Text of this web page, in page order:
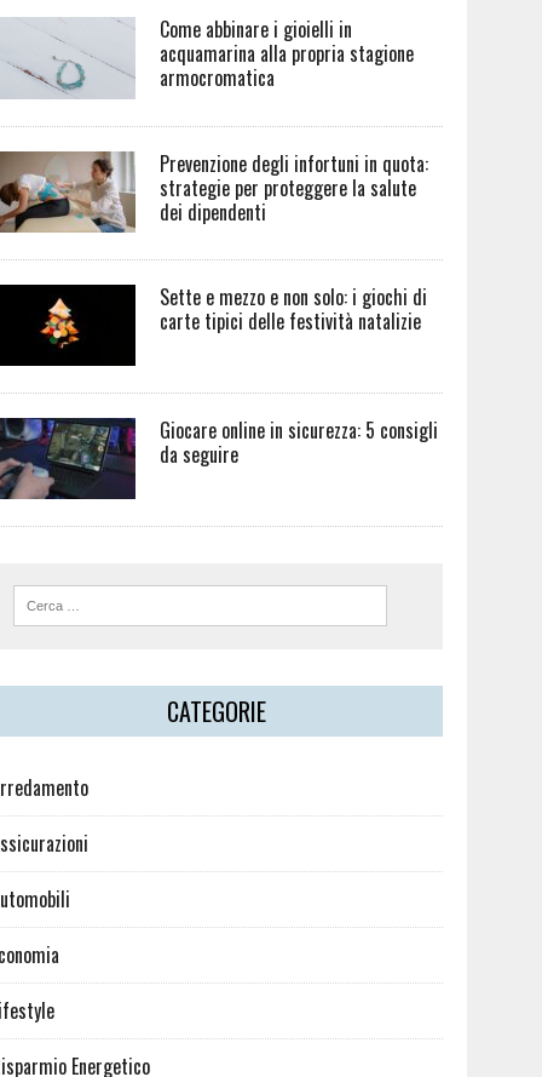
Come abbinare i gioielli in
acquamarina alla propria stagione
armocromatica
Prevenzione degli infortuni in quota:
strategie per proteggere la salute
dei dipendenti
Sette e mezzo e non solo: i giochi di
carte tipici delle festività natalizie
Giocare online in sicurezza: 5 consigli
da seguire
CATEGORIE
Energetico